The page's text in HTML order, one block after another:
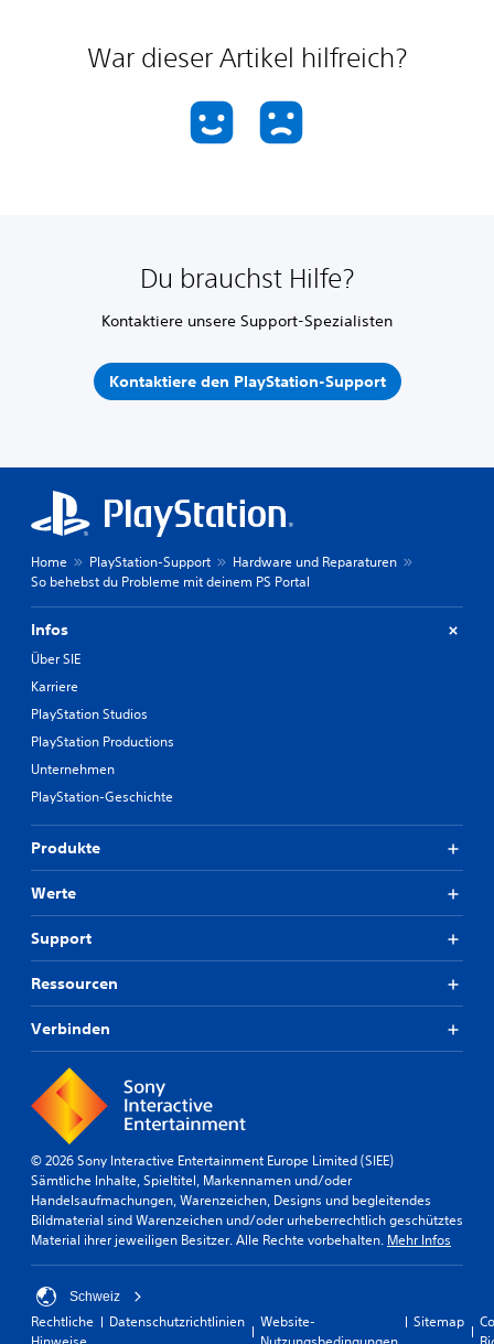
War dieser Artikel hilfreich?
Du brauchst Hilfe?
Kontaktiere unsere Support-Spezialisten
Kontaktiere den PlayStation-Support
Home PlayStation-Support
Hardware und Reparaturen
So behebst du Probleme mit deinem PS Portal
Infos
Über SIE
Karriere
PlayStation Studios
PlayStation Productions
Unternehmen
PlayStation-Geschichte
Produkte
Werte
Support
Ressourcen
Verbinden
© 2026 Sony Interactive Entertainment Europe Limited (SIEE)
Sämtliche Inhalte, Spieltitel, Markennamen und/oder
Handelsaufmachungen, Warenzeichen, Designs und begleitendes
Bildmaterial sind Warenzeichen und/oder urheberrechtlich geschütztes
Material ihrer jeweiligen Besitzer. Alle Rechte vorbehalten. Mehr Infos
Schweiz
Rechtliche
Datenschutzrichtlinien
Website-
Sitemap